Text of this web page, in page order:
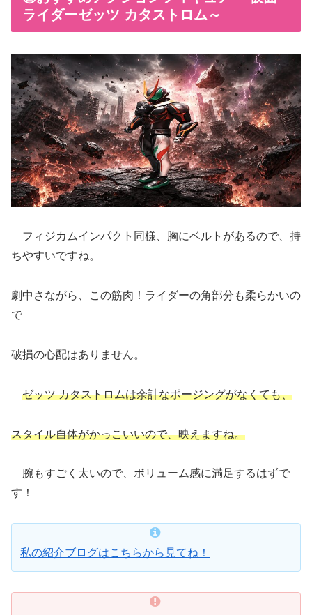
ライダーゼッツ カタストロム～
フィジカムインパクト同様、胸にベルトがあるので、持
ちやすいですね。
劇中さながら、この筋肉！ライダーの角部分も柔らかいの
で
破損の心配はありません。
ゼッツ カタストロムは余計なポージングがなくても、
スタイル自体がかっこいいので、映えますね。
腕もすごく太いので、ボリューム感に満足するはずで
す！
私の紹介ブログはこちらから見てね！